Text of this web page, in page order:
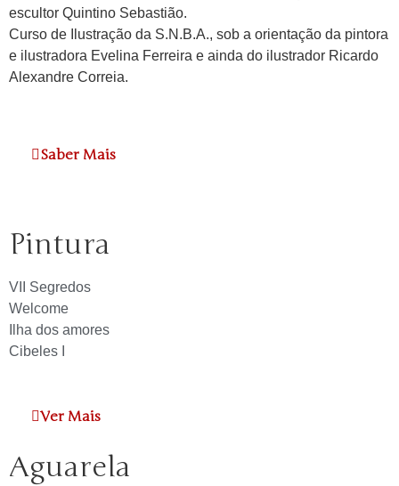
escultor Quintino Sebastião.
Curso de Ilustração da S.N.B.A., sob a orientação da pintora
e ilustradora Evelina Ferreira e ainda do ilustrador Ricardo
Alexandre Correia.
Saber Mais
Pintura
VII Segredos
Welcome
Ilha dos amores
Cibeles I
Ver Mais
Aguarela